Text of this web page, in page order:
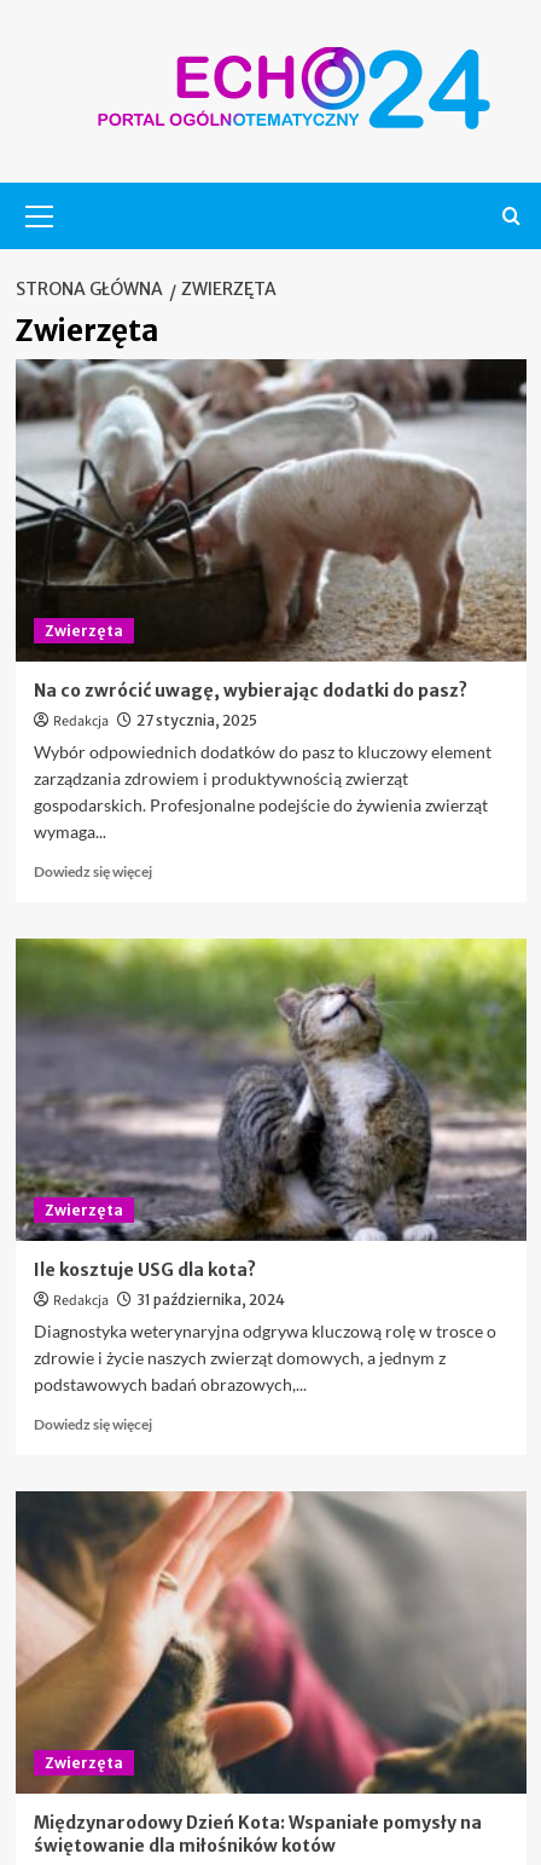
główne
STRONA GŁÓWNA ZWIERZĘTA
Zwierzęta
Zwierzęta
Na co zwrócić uwagę, wybierając dodatki do pasz?
Redakcja 27 stycznia, 2025
Wybór odpowiednich dodatków do pasz to kluczowy element
zarządzania zdrowiem i produktywnością zwierząt
gospodarskich. Profesjonalne podejście do żywienia zwierząt
wymaga...
Dowiedz się więcejDowiedz
o
Na
uwagę,
do
pasz?
Zwierzęta
Ile kosztuje USG dla kota?
Redakcja 31 października, 2024
Diagnostyka weterynaryjna odgrywa kluczową rolę w trosce o
zdrowie i życie naszych zwierząt domowych, a jednym z
podstawowych badań obrazowych,...
Dowiedz się więcejDowiedz
o
Ile
kosztuje
USG
dla
kota?
Zwierzęta
Międzynarodowy Dzień Kota: Wspaniałe pomysły na
świętowanie dla miłośników kotów